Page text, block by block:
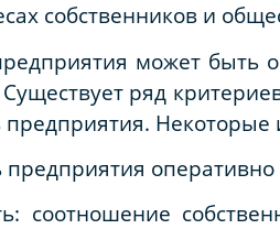
собственников и
может
ряд
предприятия.
оперативно
соотношение